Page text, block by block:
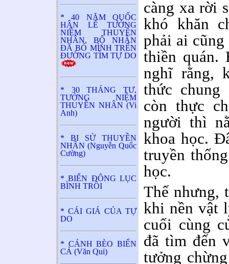
* 40 NĂM QUỐC
HẬN LỄ TƯỞNG
NIỆM THUYỀN
NHÂN, BỘ NHÂN
ĐÃ BỎ MÌNH TRÊN
ĐƯỜNG TÌM TỰ DO
* 30 THÁNG TƯ,
TƯỞNG NIỆM
THUYỀN NHÂN (Vi
Anh)
* BI SỬ THUYỀN
NHÂN (Nguyễn Quốc
Cường)
* BIỂN ĐÔNG LỤC
BÌNH TRÔI
* CÁI GIÁ CỦA TỰ
DO
* CÁNH BÈO BIỂN
CẢ (Văn Qui)
càng xa rời
khó khăn
phải ai
thiền quán.
nghĩ rằng,
thức
còn thực
người thì
khoa học.
truyền
học.
Thế nhưng,
khi nền vật
cuối cùng
đã tìm đến
tưởng